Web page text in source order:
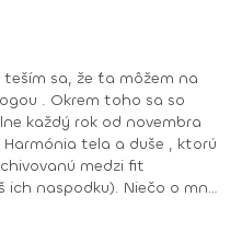
každý rok od novembra
medzi fit
druhom pohybu, najmä
a radosť. Neskôr som